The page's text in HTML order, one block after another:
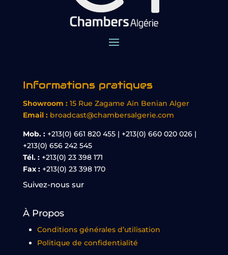
Informations pratiques
Showroom : 15 Rue Zagame Aïn Benian Alger
Email : broadcast@chambersalgerie.com
Mob. :+213(0) 661 820 455 | +213(0) 660 020 026 |
+213(0) 656 242 545
Tél. : +213(0) 23 398 171
Fax : +213(0) 23 398 170
Suivez-nous sur
À Propos
Conditions générales d’utilisation
Politique de confidentialité